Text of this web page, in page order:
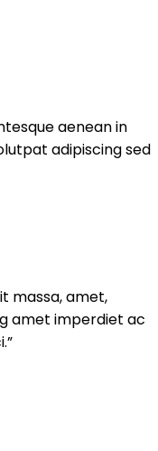
aenean in
adipiscing sed
massa, amet,
amet imperdiet ac